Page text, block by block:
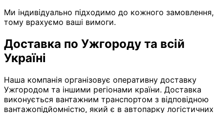
Ми індивідуально підходимо до кожного замовлення,
тому врахуємо ваші вимоги.
Доставка по Ужгороду та всій
Україні
Наша компанія організовує оперативну доставку
Ужгородом та іншими регіонами країни. Доставка
виконується вантажним транспортом з відповідною
вантажопідйомністю, який є в автопарку логістичних